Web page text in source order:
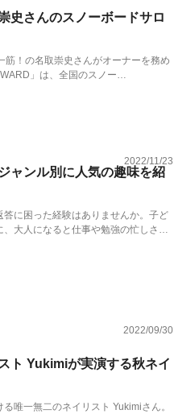
史さんのスノーボードサロ
！の名取崇史さんがオーナーを務め
」は、全国のスノー…
2022/11/23
ャンル別に人気の趣味を紹
答に困った経験はありませんか。子ど
、大人になると仕事や勉強の忙しさ…
2022/09/30
ト Yukimiが実演する秋ネイ
唯一無二のネイリスト Yukimiさん。